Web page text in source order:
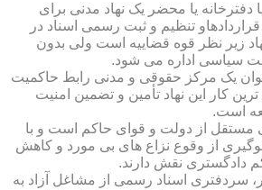
دفترخانه یا محضر یک نهاد مدنی برای
تنظیم و ثبت رسمی اسناد در
زیر نظر قوه قضاییه است ولی بدون
سیاسی اداره می شود.
یک مرکز حقوقی و مدنی رابط حاکمیت
کار این نهاد تأمین و تضمین امنیت
است.
مستقل از دولت و قوای حاکم است و با
از وقوع نزاع های بی مورد و کاهش
دادگستری نقش دارند.
سردفتری اسناد رسمی از مشاغل آزاد به